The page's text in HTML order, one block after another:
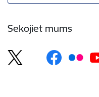
Sekojiet mums